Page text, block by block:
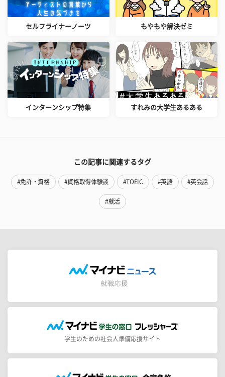
セルフライナーノーツ もやもや解決ゼミ
インターンシップ特集 すれみの大学生あるある
この記事に関連するタグ
#免許・資格 #資格取得体験談 #TOEIC #英語 #英会話
#就活
学生のための社会人準備応援サイト